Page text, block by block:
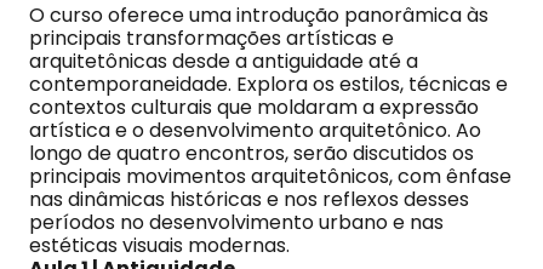
O curso oferece uma introdução panorâmica às
principais transformações artísticas e
arquitetônicas desde a antiguidade até a
contemporaneidade. Explora os estilos, técnicas e
contextos culturais que moldaram a expressão
artística e o desenvolvimento arquitetônico. Ao
longo de quatro encontros, serão discutidos os
principais movimentos arquitetônicos, com ênfase
nas dinâmicas históricas e nos reflexos desses
períodos no desenvolvimento urbano e nas
estéticas visuais modernas.